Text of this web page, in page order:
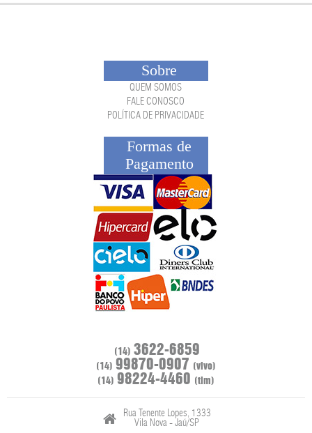
Sobre
QUEM SOMOS
FALE CONOSCO
POLÍTICA DE PRIVACIDADE
Formas de
Pagamento
(14)3622-6859
(14) 99870-0907 (vivo)
(14) 98224-4460 (tim)
Rua Tenente Lopes, 1333
Vila Nova - Jaú/SP